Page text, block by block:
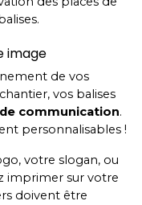
image
de vos
vos balises
communication.
personnalisables !
votre slogan, ou
imprimer sur votre
doivent être